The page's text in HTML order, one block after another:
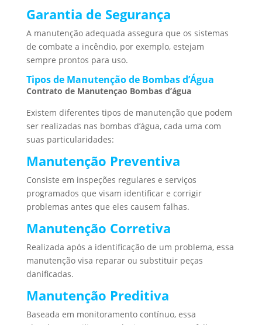
Garantia de Segurança
A manutenção adequada assegura que os sistemas
de combate a incêndio, por exemplo, estejam
sempre prontos para uso.
Tipos de Manutenção de Bombas d’Água
Contrato de Manutençao Bombas d’água
Existem diferentes tipos de manutenção que podem
ser realizadas nas bombas d’água, cada uma com
suas particularidades:
Manutenção Preventiva
Consiste em inspeções regulares e serviços
programados que visam identificar e corrigir
problemas antes que eles causem falhas.
Manutenção Corretiva
Realizada após a identificação de um problema, essa
manutenção visa reparar ou substituir peças
danificadas.
Manutenção Preditiva
Baseada em monitoramento contínuo, essa